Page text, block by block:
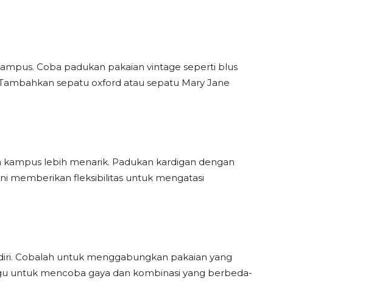
Coba padukan pakaian vintage seperti blus
sepatu oxford atau sepatu Mary Jane
lebih menarik. Padukan kardigan dengan
memberikan fleksibilitas untuk mengatasi
Cobalah untuk menggabungkan pakaian yang
untuk mencoba gaya dan kombinasi yang berbeda-